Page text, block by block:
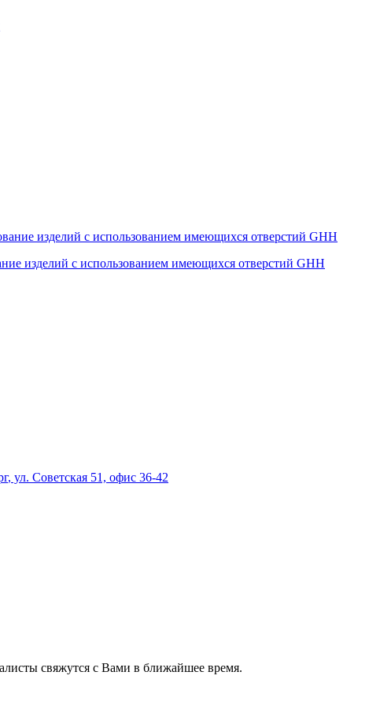
изделий с использованием имеющихся отверстий GHH
, ул. Советская 51, офис 36-42
свяжутся с Вами в ближайшее время.